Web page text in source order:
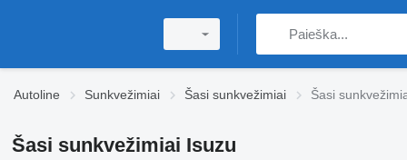
Autoline Sunkvežimiai Šasi sunkvežimiai Šasi
Šasi sunkvežimiai Isuzu